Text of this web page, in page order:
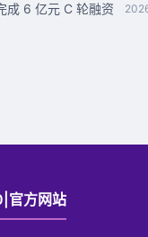
成 6 亿元 C 轮融资
官方网站